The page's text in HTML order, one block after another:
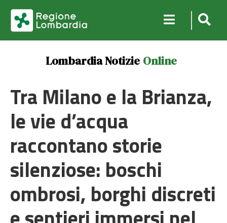
Lombardia Notizie Online
Tra Milano e la Brianza,
le vie d’acqua
raccontano storie
silenziose: boschi
ombrosi, borghi discreti